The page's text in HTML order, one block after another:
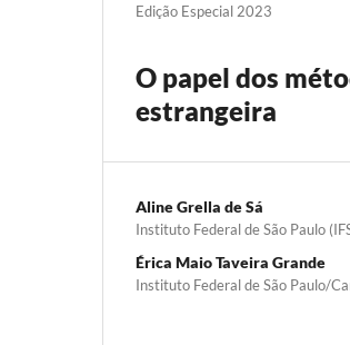
Edição Especial 2023
O papel dos
estrangeira
Aline Grella de Sá
Instituto Federal de São Paulo
Érica Maio Taveira Grande
Instituto Federal de São Paulo/